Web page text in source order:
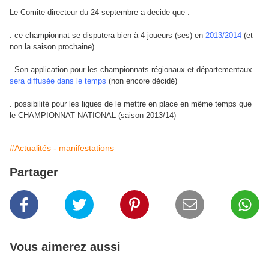
Le Comite directeur du 24 septembre a decide que :
. ce championnat se disputera bien à 4 joueurs (ses) en 2013/2014 (et
non la saison prochaine)
. Son application pour les championnats régionaux et départementaux
sera diffusée dans le temps (non encore décidé)
. possibilité pour les ligues de le mettre en place en même temps que
le CHAMPIONNAT NATIONAL (saison 2013/14)
#Actualités - manifestations
Partager
Vous aimerez aussi